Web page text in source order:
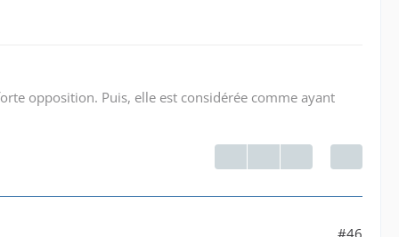
opposition. Puis, elle est considérée comme ayant